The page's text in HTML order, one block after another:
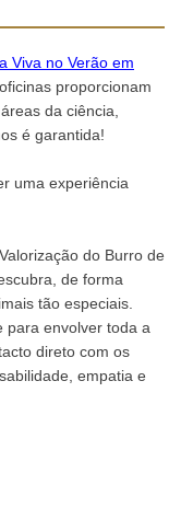
Viva no Verão em
proporcionam
da ciência,
é garantida!
uma experiência
do Burro de
de forma
tão especiais.
para envolver toda a
direto com os
empatia e